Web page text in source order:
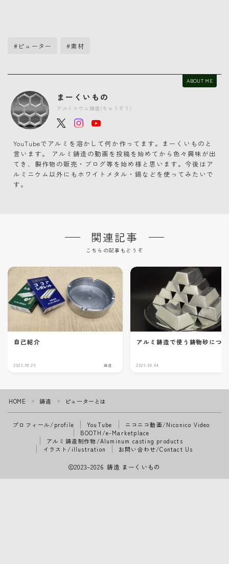
#ピューター #素材
ABOUT ME
まーくいもの
アルミニウム鋳造(ちゅうぞう)
YouTubeでアルミを溶かして何か作ってます。まーくいものと
言います。 アルミ鋳造の動画を投稿を始めてから色々興味が出
てき、製作物の販売・ブログ等を始め様と思います。今後はア
ルミニウム以外にもホワイトメタル・錫などを使ってみたいで
す。
関連記事
こちらの記事もどうぞ
自己紹介
2023.08.26 鋳造
アルミ鋳造で使う鋳物砂につ
2026.04.04
HOME ＞ 鋳造 ＞ ピューターとは
プロフィール/profile YouTube
ニコニコ動画/Niconico Video
BOOTH/e-Marketplace
アルミ鋳造制作物/Aluminum casting products
イラスト/illustration
お問い合わせ/Contact Us
2023–2026 鋳造 まーくいもの